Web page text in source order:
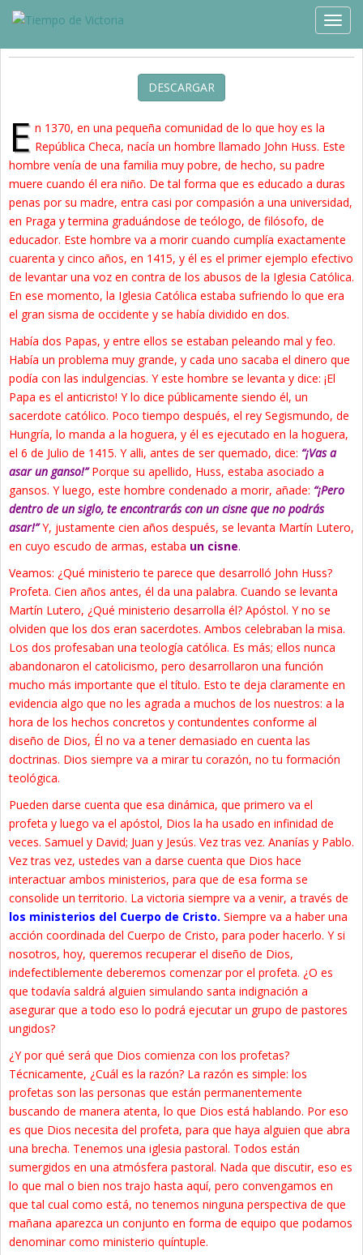
Estudios »
DESCARGAR
E n 1370, en una pequeña comunidad de lo que hoy es la
República Checa, nacía un hombre llamado John Huss. Este
hombre venía de una familia muy pobre, de hecho, su padre
muere cuando él era niño. De tal forma que es educado a duras
penas por su madre, entra casi por compasión a una universidad,
en Praga y termina graduándose de teólogo, de filósofo, de
educador. Este hombre va a morir cuando cumplía exactamente
cuarenta y cinco años, en 1415, y él es el primer ejemplo efectivo
de levantar una voz en contra de los abusos de la Iglesia Católica.
En ese momento, la Iglesia Católica estaba sufriendo lo que era
el gran sisma de occidente y se había dividido en dos.
Había dos Papas, y entre ellos se estaban peleando mal y feo.
Había un problema muy grande, y cada uno sacaba el dinero que
podía con las indulgencias. Y este hombre se levanta y dice: ¡El
Papa es el anticristo! Y lo dice públicamente siendo él, un
sacerdote católico. Poco tiempo después, el rey Segismundo, de
Hungría, lo manda a la hoguera, y él es ejecutado en la hoguera,
el 6 de Julio de 1415. Y alli, antes de ser quemado, dice: “¡Vas a
asar un ganso!”Porque su apellido, Huss, estaba asociado a
gansos. Y luego, este hombre condenado a morir, añade: “¡Pero
dentro de un siglo, te encontrarás con un cisne que no podrás
asar!” Y, justamente cien años después, se levanta Martín Lutero,
en cuyo escudo de armas, estaba un cisne.
Veamos: ¿Qué ministerio te parece que desarrolló John Huss?
Profeta. Cien años antes, él da una palabra. Cuando se levanta
Martín Lutero, ¿Qué ministerio desarrolla él? Apóstol. Y no se
olviden que los dos eran sacerdotes. Ambos celebraban la misa.
Los dos profesaban una teología católica. Es más; ellos nunca
abandonaron el catolicismo, pero desarrollaron una función
mucho más importante que el título. Esto te deja claramente en
evidencia algo que no les agrada a muchos de los nuestros: a la
hora de los hechos concretos y contundentes conforme al
diseño de Dios, Él no va a tener demasiado en cuenta las
doctrinas. Dios siempre va a mirar tu corazón, no tu formación
teológica.
Pueden darse cuenta que esa dinámica, que primero va el
profeta y luego va el apóstol, Dios la ha usado en infinidad de
veces. Samuel y David; Juan y Jesús. Vez tras vez. Ananías y Pablo.
Vez tras vez, ustedes van a darse cuenta que Dios hace
interactuar ambos ministerios, para que de esa forma se
consolide un territorio. La victoria siempre va a venir, a través de
los ministerios del Cuerpo de Cristo. Siempre va a haber una
acción coordinada del Cuerpo de Cristo, para poder hacerlo. Y si
nosotros, hoy, queremos recuperar el diseño de Dios,
indefectiblemente deberemos comenzar por el profeta. ¿O es
que todavía saldrá alguien simulando santa indignación a
asegurar que a todo eso lo podrá ejecutar un grupo de pastores
ungidos?
¿Y por qué será que Dios comienza con los profetas?
Técnicamente, ¿Cuál es la razón? La razón es simple: los
profetas son las personas que están permanentemente
buscando de manera atenta, lo que Dios está hablando. Por eso
es que Dios necesita del profeta, para que haya alguien que abra
una brecha. Tenemos una iglesia pastoral. Todos están
sumergidos en una atmósfera pastoral. Nada que discutir, eso es
lo que mal o bien nos trajo hasta aquí, pero convengamos en
que tal cual como está, no tenemos ninguna perspectiva de que
mañana aparezca un conjunto en forma de equipo que podamos
denominar como ministerio quíntuple.